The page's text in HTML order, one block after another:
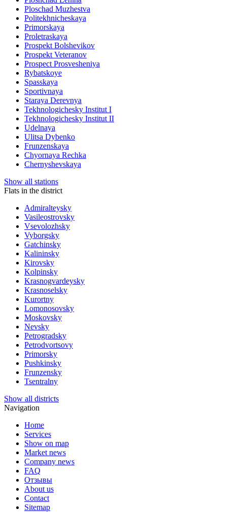
Ploschad Muzhestva
Politekhnicheskaya
Primorskaya
Proletraskaya
Prospekt Bolshevikov
Prospekt Veteranov
Prospect Prosvesheniya
Rybatskoye
Spasskaya
Sportivnaya
Staraya Derevnya
Tekhnologichesky Institut I
Tekhnologichesky Institut II
Udelnaya
Ulitsa Dybenko
Frunzenskaya
Chyornaya Rechka
Chernyshevskaya
Show all stations
Flats in the district
Admiralteysky
Vasileostrovsky
Vsevolozhsky
Vyborgsky
Gatchinsky
Kalininsky
Kirovsky
Kolpinsky
Krasnogvardeysky
Krasnoselsky
Kurortny
Lomonosovsky
Moskovsky
Nevsky
Petrogradsky
Petrodvortsovy
Primorsky
Pushkinsky
Frunzensky
Tsentralny
Show all districts
Navigation
Home
Services
Show on map
Market news
Company news
FAQ
Отзывы
About us
Contact
Sitemap